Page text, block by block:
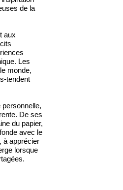
de la
aux
Les
monde,
tendent
De ses
du papier,
avec le
à apprécier
lorsque